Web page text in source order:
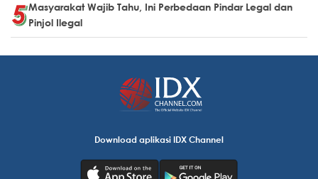
Masyarakat Wajib Tahu, Ini Perbedaan Pindar Legal dan
Pinjol Ilegal
Download aplikasi IDX Channel